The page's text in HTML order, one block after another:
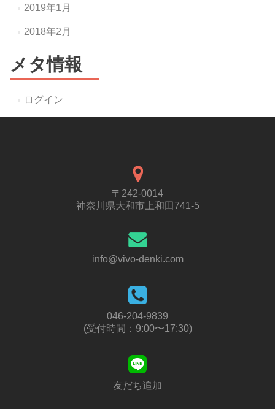
2019年1月
2018年2月
メタ情報
ログイン
〒242-0014
神奈川県大和市上和田741-5
info@vivo-denki.com
046-204-9839
(受付時間：9:00〜17:30)
友だち追加